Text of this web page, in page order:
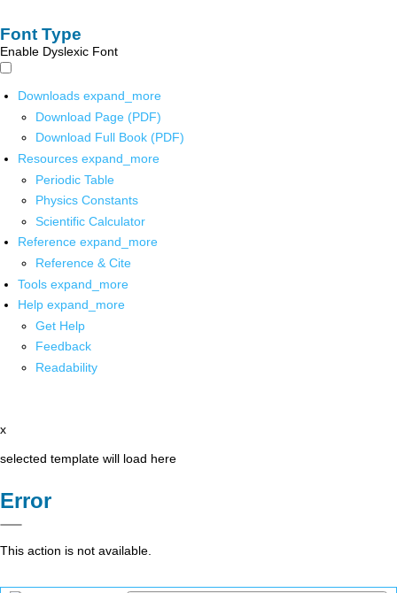
Font Type
Enable Dyslexic Font
Downloads expand_more
Download Page (PDF)
Download Full Book (PDF)
Resources expand_more
Periodic Table
Physics Constants
Scientific Calculator
Reference expand_more
Reference & Cite
Tools expand_more
Help expand_more
Get Help
Feedback
Readability
x
selected template will load here
Error
This action is not available.